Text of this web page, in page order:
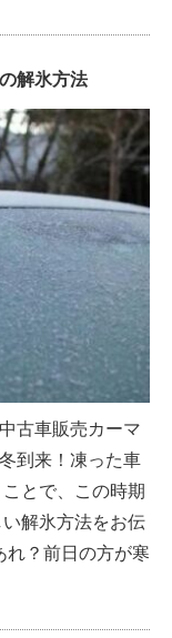
解氷方法
古車販売カーマ
到来！凍った車
とで、この時期
解氷方法をお伝
？前日の方が寒